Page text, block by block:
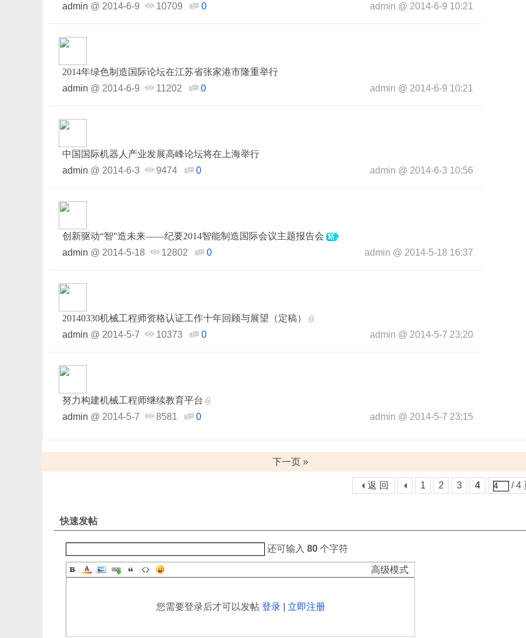
admin @ 2014-6-9 10709 0 admin @ 2014-6-9 10:21
2014年绿色制造国际论坛在江苏省张家港市隆重举行
admin @ 2014-6-9 11202 0 admin @ 2014-6-9 10:21
中国国际机器人产业发展高峰论坛将在上海举行
admin @ 2014-6-3 9474 0 admin @ 2014-6-3 10:56
创新驱动“智”造未来——纪要2014智能制造国际会议主题报告会
admin @ 2014-5-18 12802 0 admin @ 2014-5-18 16:37
20140330机械工程师资格认证工作十年回顾与展望（定稿）
admin @ 2014-5-7 10373 0 admin @ 2014-5-7 23:20
努力构建机械工程师继续教育平台
admin @ 2014-5-7 8581 0 admin @ 2014-5-7 23:15
下一页 »
1 2 3 4 / 4
返 回
快速发帖
还可输入80 个字符
高级模式
您需要登录后才可以发帖 登录| 立即注册